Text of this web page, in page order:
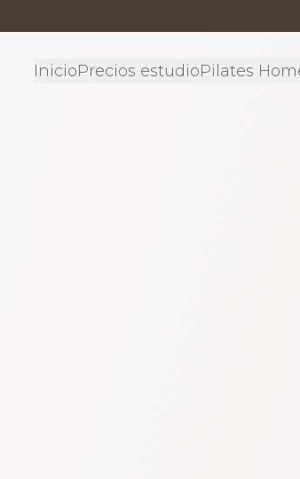
InicioPrecios estudioPilates